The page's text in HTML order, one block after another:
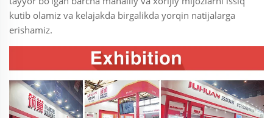
kutib olamiz va kelajakda birgalikda yorqin natijalarga
erishamiz.